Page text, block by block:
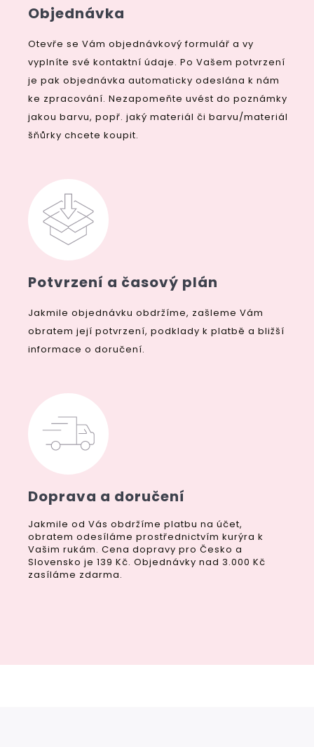
Objednávka
Otevře se Vám objednávkový formulář a vy
vyplníte své kontaktní údaje. Po Vašem potvrzení
je pak objednávka automaticky odeslána k nám
ke zpracování. Nezapomeňte uvést do poznámky
jakou barvu, popř. jaký materiál či barvu/materiál
šňůrky chcete koupit.
Potvrzení a časový plán
Jakmile objednávku obdržíme, zašleme Vám
obratem její potvrzení, podklady k platbě a bližší
informace o doručení.
Doprava a doručení
Jakmile od Vás obdržíme platbu na účet,
obratem odesíláme prostřednictvím kurýra k
Vašim rukám. Cena dopravy pro Česko a
Slovensko je 139 Kč. Objednávky nad 3.000 Kč
zasíláme zdarma.